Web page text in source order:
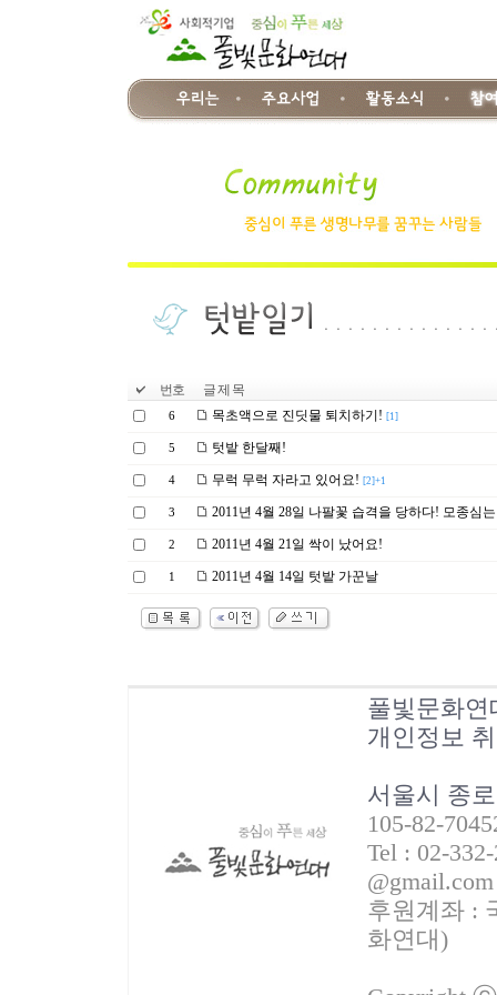
번호 글 제 목
6 목초액으로 진딧물 퇴치하기! [1]
5 텃밭 한달째!
4 무럭 무럭 자라고 있어요! [2]+1
3 2011년 4월 28일 나팔꽃 습격을 당하다! 모종심
2 2011년 4월 21일 싹이 났어요!
1 2011년 4월 14일 텃밭 가꾼날
풀빛문화연
개인정보
서울시 종
105-82-
Tel : 02-
@gmail.com
후원계좌 :
화연대)